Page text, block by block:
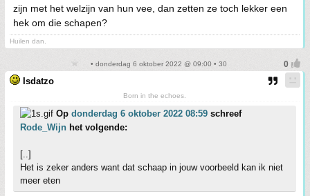
zijn met het welzijn van hun vee, dan zetten ze toch lekker een
hek om die schapen?
Huilen dan.
• donderdag 6 oktober 2022 @ 09:00 • 30
Isdatzo
Born in the echoes.
Op donderdag 6 oktober 2022 08:59 schreef
Rode_Wijn het volgende:
[..]
Het is zeker anders want dat schaap in jouw voorbeeld kan ik niet
meer eten